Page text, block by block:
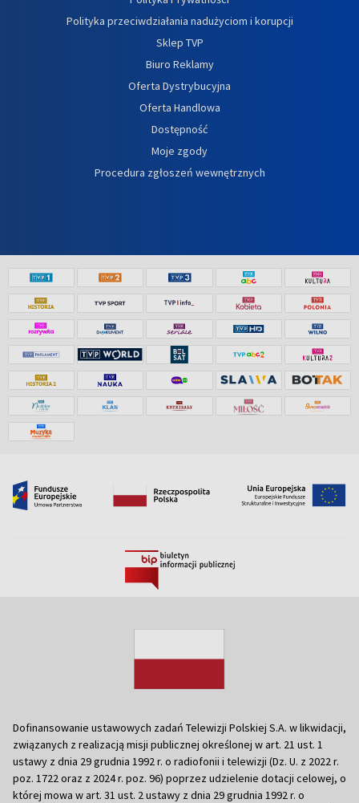
Polityka przeciwdziałania nadużyciom i korupcji
Sklep TVP
Biuro Reklamy
Oferta Dystrybucyjna
Oferta Handlowa
Dostępność
Moje zgody
Procedura zgłoszeń wewnętrznych
Dofinansowanie ustawowych zadań Telewizji Polskiej S.A. w likwidacji,
związanych z realizacją misji publicznej określonej w art. 21 ust. 1
ustawy z dnia 29 grudnia 1992 r. o radiofonii i telewizji (Dz. U. z 2022 r.
poz. 1722 oraz z 2024 r. poz. 96) poprzez udzielenie dotacji celowej, o
której mowa w art. 31 ust. 2 ustawy z dnia 29 grudnia 1992 r. o